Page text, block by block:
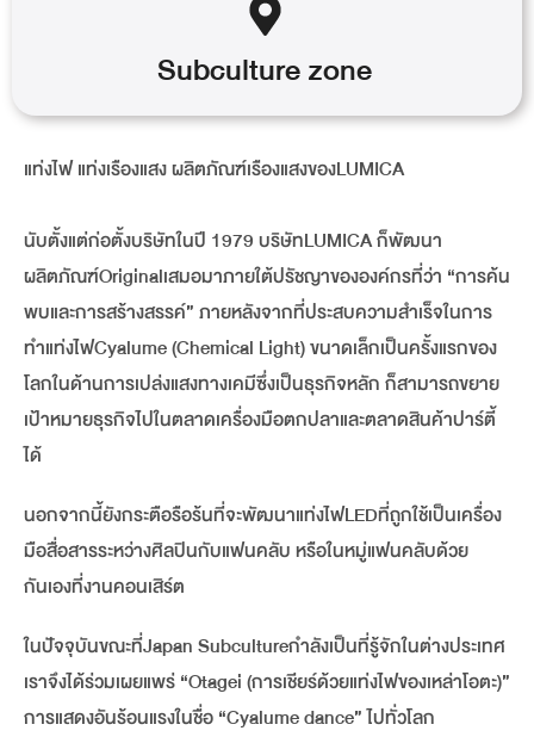
Subculturezone
แท่งไฟ แท่งเรืองแสง ผลิตภัณฑ์เรืองแสงของLUMICA
นับตั้งแต่ก่อตั้งบริษัทในปี 1979 บริษัทLUMICA ก็พัฒนา
ผลิตภัณฑ์Originalเสมอมาภายใต้ปรัชญาขององค์กรที่ว่า “การค้น
พบและการสร้างสรรค์” ภายหลังจากที่ประสบความสำเร็จในการ
ทำแท่งไฟCyalume (Chemical Light) ขนาดเล็กเป็นครั้งแรกของ
โลกในด้านการเปล่งแสงทางเคมีซึ่งเป็นธุรกิจหลัก ก็สามารถขยาย
เป้าหมายธุรกิจไปในตลาดเครื่องมือตกปลาและตลาดสินค้าปาร์ตี้
ได้
นอกจากนี้ยังกระตือรือร้นที่จะพัฒนาแท่งไฟLEDที่ถูกใช้เป็นเครื่อง
มือสื่อสารระหว่างศิลปินกับแฟนคลับ หรือในหมู่แฟนคลับด้วย
กันเองที่งานคอนเสิร์ต
ในปัจจุบันขณะที่Japan Subcultureกำลังเป็นที่รู้จักในต่างประเทศ
เราจึงได้ร่วมเผยแพร่ “Otagei (การเชียร์ด้วยแท่งไฟของเหล่าโอตะ)”
การแสดงอันร้อนแรงในชื่อ “Cyalume dance” ไปทั่วโลก